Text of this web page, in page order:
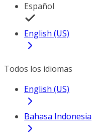
Español
English (US)
Todos los idiomas
English (US)
Bahasa Indonesia